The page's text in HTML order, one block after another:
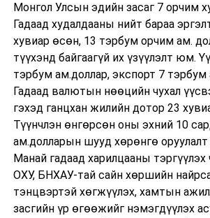
Монгол Улсын эдийн засаг 7 орчим
Гадаад худалдааны нийт бараа
хувиар өсөн, 13 тэрбум орчим ам.
түүхэнд байгаагүй их үзүүлэлт юм.
тэрбум ам.доллар, экспорт 7 тэрбум
Гадаад валютын нөөцийн чухал
гэхэд ганцхан жилийн дотор 23
Түүнчлэн өнгөрсөн оны эхний 10
ам.долларын шууд хөрөнгө
Манай гадаад харилцааны тэргүүлэх
ОХУ, БНХАУ-тай сайн хөршийн
тэнцвэртэй хөгжүүлэх, хамтын
засгийн үр өгөөжийг нэмэгдүүлэх